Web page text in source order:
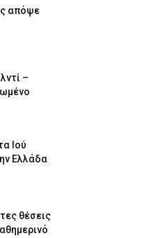
απόψε
–
Ιού
Ελλάδα
θέσεις